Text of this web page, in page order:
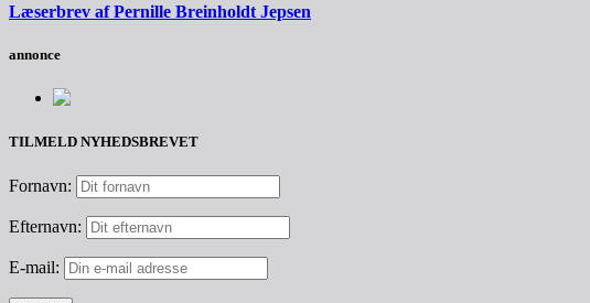
Læserbrev af Pernille Breinholdt Jepsen
annonce
TILMELD NYHEDSBREVET
Fornavn:
Efternavn:
E-mail: